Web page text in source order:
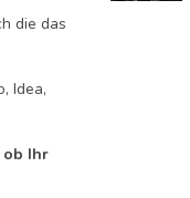
die das
Idea,
ob Ihr